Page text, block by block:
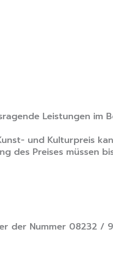
Leistungen im
und Kulturpreis
des Preises müssen
der Nummer 08232 /